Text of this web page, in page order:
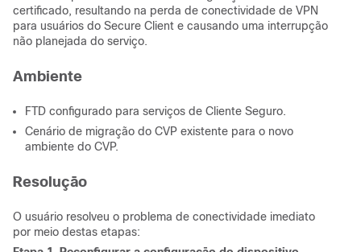
certificado, resultando na perda de conectividade de VPN
para usuários do Secure Client e causando uma interrupção
não planejada do serviço.
Ambiente
FTD configurado para serviços de Cliente Seguro.
Cenário de migração do CVP existente para o novo
ambiente do CVP.
Resolução
O usuário resolveu o problema de conectividade imediato
por meio destas etapas: